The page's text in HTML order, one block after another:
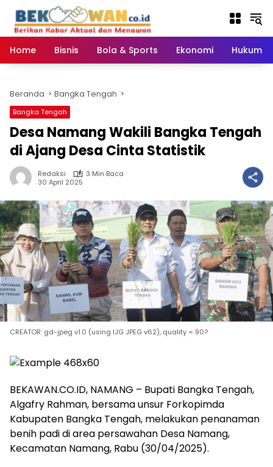
konten
Home
Bisnis Bola & Sports Ekonomi Hukum
Beranda Bangka Tengah
Bangka Tengah
Desa Namang Wakili Bangka Tengah
di Ajang Desa Cinta Statistik
Redaksi
3 Min Baca
30 April 2025
CREATOR: gd-jpeg v1.0 (using IJG JPEG v62), quality = 90?
BEKAWAN.CO.ID, NAMANG – Bupati Bangka Tengah,
Algafry Rahman, bersama unsur Forkopimda
Kabupaten Bangka Tengah, melakukan penanaman
benih padi di area persawahan Desa Namang,
Kecamatan Namang, Rabu (30/04/2025).